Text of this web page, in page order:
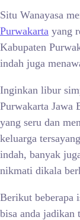
Situ Wanayasa
Purwakarta yang
Kabupaten
indah juga
Inginkan libur
Purwakarta Jawa
yang seru dan
keluarga
indah, banyak
nikmati dikala
Berikut beberapa
bisa anda jadikan